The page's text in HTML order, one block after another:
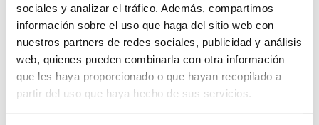
sociales y analizar el tráfico. Además, compartimos
información sobre el uso que haga del sitio web con
nuestros partners de redes sociales, publicidad y análisis
web, quienes pueden combinarla con otra información
que les haya proporcionado o que hayan recopilado a
partir del uso que haya hecho de sus servicios.
edad:
Campus de Tecnificación Minibasket –
Del 29 al 29 de junio en el Colegio Iale l
´Eliana.